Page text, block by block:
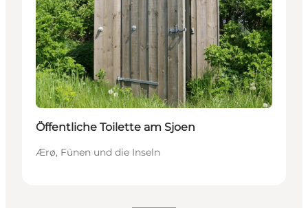
Öffentliche Toilette am Sjoen
Ærø, Fünen und die Inseln